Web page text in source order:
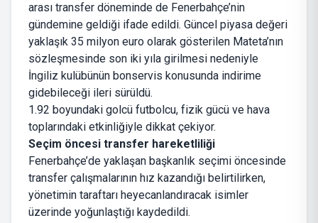
arası transfer döneminde de Fenerbahçe’nin
gündemine geldiği ifade edildi. Güncel piyasa değeri
yaklaşık 35 milyon euro olarak gösterilen Mateta’nın
sözleşmesinde son iki yıla girilmesi nedeniyle
İngiliz kulübünün bonservis konusunda indirime
gidebileceği ileri sürüldü.
1.92 boyundaki golcü futbolcu, fizik gücü ve hava
toplarındaki etkinliğiyle dikkat çekiyor.
Seçim öncesi transfer hareketliliği
Fenerbahçe’de yaklaşan başkanlık seçimi öncesinde
transfer çalışmalarının hız kazandığı belirtilirken,
yönetimin taraftarı heyecanlandıracak isimler
üzerinde yoğunlaştığı kaydedildi.